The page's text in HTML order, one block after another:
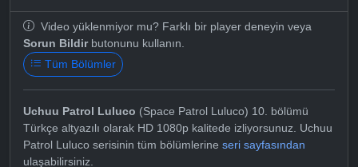
Video yüklenmiyor mu? Farklı bir player deneyin veya
Sorun Bildirbutonunu kullanın.
Tüm Bölümler
Uchuu Patrol Luluco (Space Patrol Luluco) 10. bölümü
Türkçe altyazılı olarak HD 1080p kalitede izliyorsunuz. Uchuu
Patrol Luluco serisinin tüm bölümlerine seri sayfasından
ulaşabilirsiniz.